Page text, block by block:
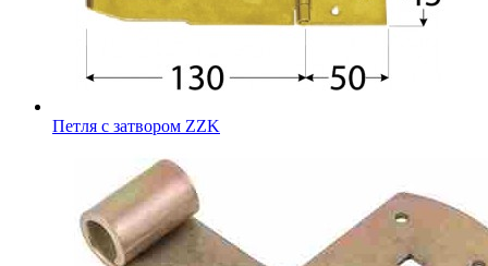
Петля с затвором ZZK